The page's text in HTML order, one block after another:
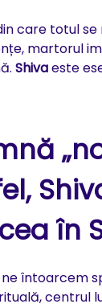
care totul se
martorul
Shivaeste
în
întoarcem